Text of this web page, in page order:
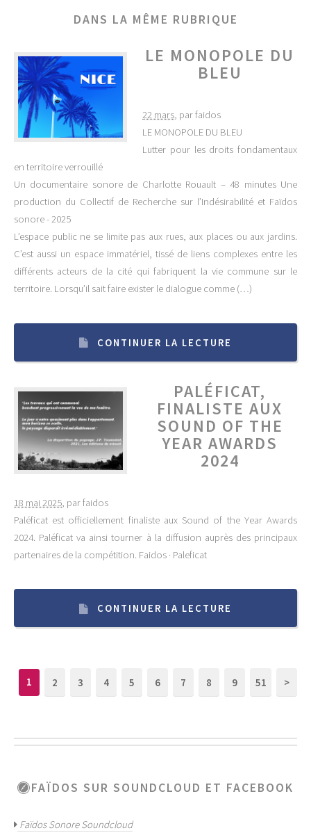
DANS LA MÊME RUBRIQUE
LE MONOPOLE DU
BLEU
22 mars, par faidos
LE MONOPOLE DU BLEU
Lutter pour les droits fondamentaux
en territoire verrouillé
Un documentaire sonore de Charlotte Rouault – 48 minutes Une
production du Collectif de Recherche sur l’Indésirabilité et Faïdos
sonore - 2025
L’espace public ne se limite pas aux rues, aux places ou aux jardins.
C’est aussi un espace immatériel, tissé de liens complexes entre les
différents acteurs de la cité qui fabriquent la vie commune sur le
territoire. Lorsqu’il sait faire exister le dialogue comme (…)
CONTINUER LA LECTURE
PALÉFICAT,
FINALISTE AUX
SOUND OF THE
YEAR AWARDS
2024
18 mai 2025 , par faidos
Paléficat est officiellement finaliste aux Sound of the Year Awards
2024. Paléficat va ainsi tourner à la diffusion auprès des principaux
partenaires de la compétition. Faidos · Paleficat
CONTINUER LA LECTURE
1 2 3 4 5 6 7 8 9 51 >
FAÏDOS SUR SOUNDCLOUD ET FACEBOOK
Faïdos Sonore Soundcloud